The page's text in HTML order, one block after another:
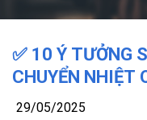
✅ 10 Ý TƯỞNG
CHUYỂN NHIỆT
29/05/2025